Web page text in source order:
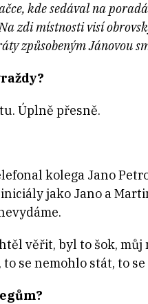
kde sedával na
zdi místnosti visí
způsobeným Jánovou
Úplně přesně.
kolega Jano
jako Jano a
věřit, byl to šok,
se nemohlo stát, to